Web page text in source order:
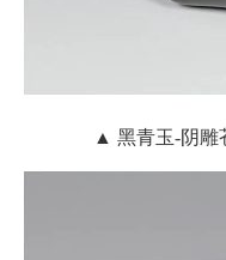
▲ 黑青玉-阴雕